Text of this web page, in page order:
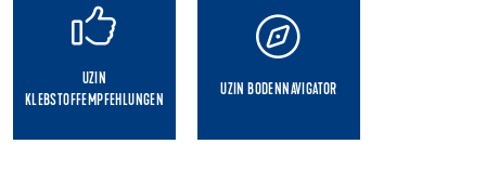
UZIN
KLEBSTOFFEMPFEHLUNGEN
UZIN BODENNAVIGATOR